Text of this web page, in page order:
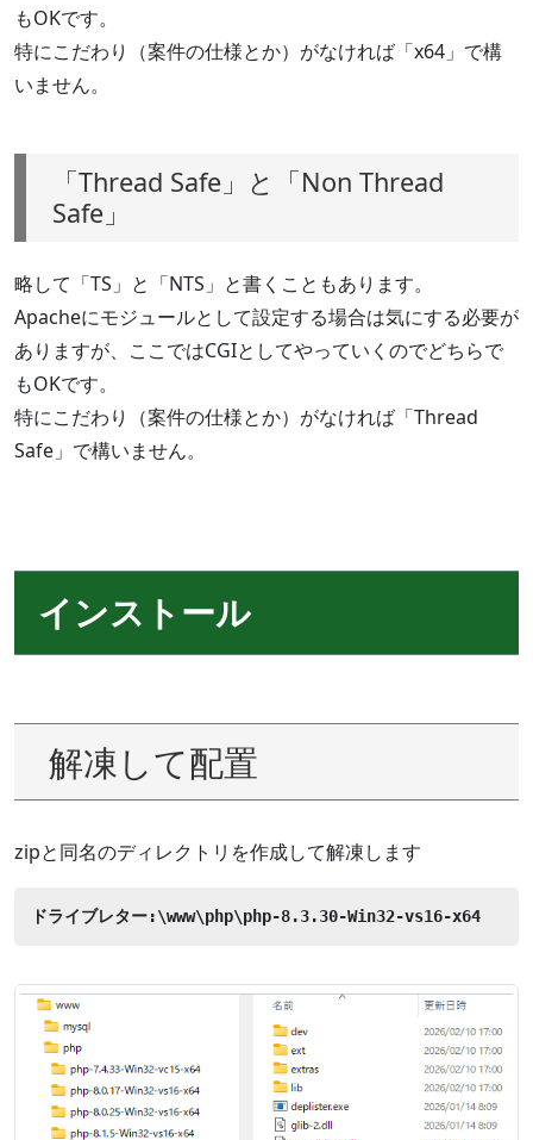
もOKです。
特にこだわり（案件の仕様とか）がなければ「x64」で構
いません。
「Thread Safe」と「Non Thread
Safe」
略して「TS」と「NTS」と書くこともあります。
Apacheにモジュールとして設定する場合は気にする必要が
ありますが、ここではCGIとしてやっていくのでどちらで
もOKです。
特にこだわり（案件の仕様とか）がなければ「Thread
Safe」で構いません。
インストール
解凍して配置
zipと同名のディレクトリを作成して解凍します
ドライブレター:\www\php\php-8.3.30-Win32-vs16-x64